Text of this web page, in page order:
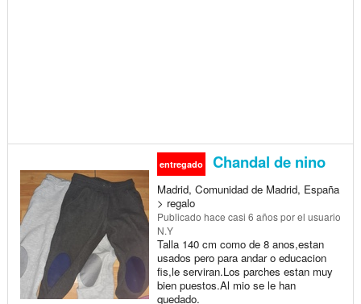
entregado Chandal de nino
Madrid, Comunidad de Madrid, España
> regalo
Publicado hace casi 6 añospor el usuario
N.Y
Talla 140 cm como de 8 anos,estan
usados pero para andar o educacion
fis,le serviran.Los parches estan muy
bien puestos.Al mio se le han
quedado.